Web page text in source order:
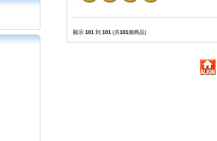
顯示 101 到 101 (共101個商品)